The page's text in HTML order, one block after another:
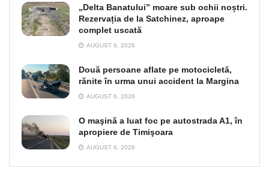
„Delta Banatului” moare sub ochii noștri.
Rezervația de la Satchinez, aproape
complet uscată
AUGUST 6, 2026
Două persoane aflate pe motocicletă,
rănite în urma unui accident la Margina
AUGUST 6, 2026
O maşină a luat foc pe autostrada A1, în
apropiere de Timişoara
AUGUST 6, 2026